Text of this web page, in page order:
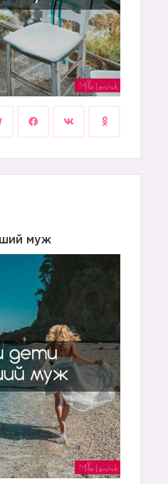
муж